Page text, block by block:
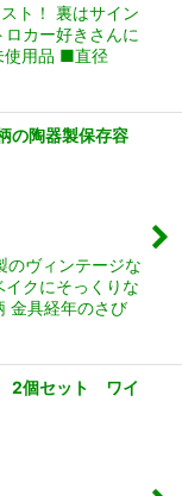
ト！ 裏はサイン
カー好きさんに
使用品 ■直径
陶器製保存容
のヴィンテージな
クにそっくりな
金具経年のさび
2個セット ワイ